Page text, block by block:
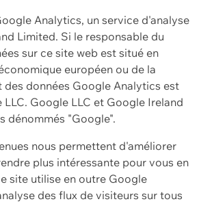
Analytics, un service d'analyse
Limited. Si le responsable du
sur ce site web est situé en
européen ou de la
des données Google Analytics est
Google LLC et Google Ireland
dénommés "Google".
nous permettent d'améliorer
plus intéressante pour vous en
site utilise en outre Google
des flux de visiteurs sur tous